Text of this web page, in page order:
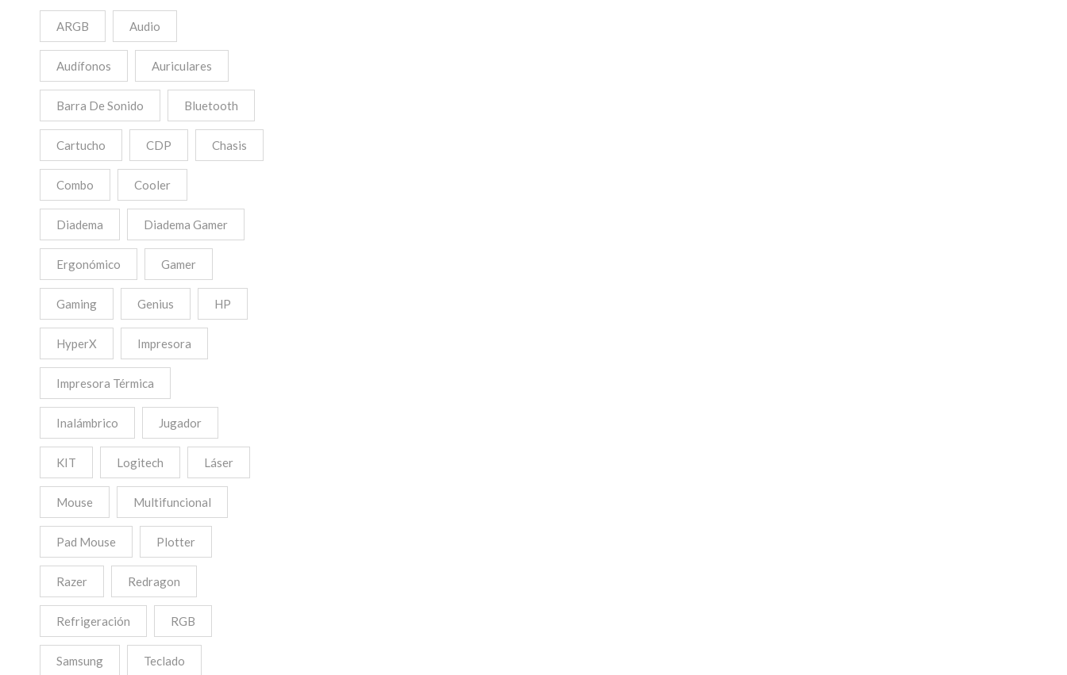
ARGB Audio
Audífonos Auriculares
Barra De Sonido Bluetooth
Cartucho CDP Chasis
Combo Cooler
Diadema Diadema Gamer
Ergonómico Gamer
Gaming Genius HP
HyperX Impresora
Impresora Térmica
Inalámbrico Jugador
KIT Logitech Láser
Mouse Multifuncional
Pad Mouse Plotter
Razer Redragon
Refrigeración RGB
Samsung Teclado